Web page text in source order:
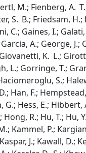
M.; Fienberg, A.
S. B.; Friedsam,
C.; Gaines, I.;
A.; George, J.;
K. L.;
L.; Gorringe, T.;
S.;
Han, F.;
G.; Hess, E.; Hibbert,
Hong, R.; Hu, T.; Hu,
Kammel, P.;
J.; Kawall, D.;